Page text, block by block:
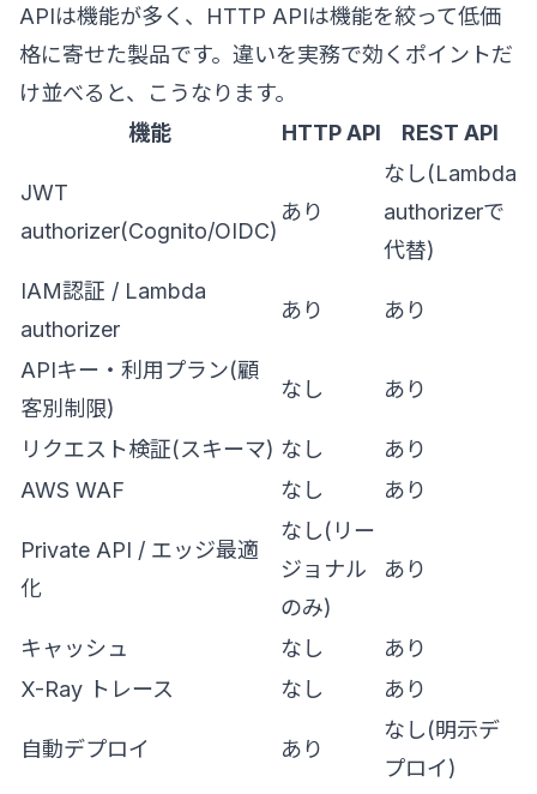
APIは機能が多く、HTTP APIは機能を絞って低価
格に寄せた製品です。違いを実務で効くポイントだ
け並べると、こうなります。
機能
HTTP API REST API
JWT
authorizer(Cognito/OIDC)
あり
なし(Lambda
authorizerで
代替)
IAM認証 / Lambda
authorizer
あり あり
APIキー・利用プラン(顧
客別制限)
なし あり
リクエスト検証(スキーマ) なし
あり
AWS WAF
なし あり
Private API / エッジ最適
化
なし(リー
ジョナル
のみ)
あり
キャッシュ なし
あり
X-Ray トレース
なし あり
自動デプロイ あり
なし(明示デ
プロイ)